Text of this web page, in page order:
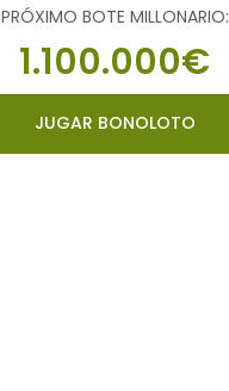
PRÓXIMO BOTE MILLONARIO:
1.100.000€
JUGAR BONOLOTO